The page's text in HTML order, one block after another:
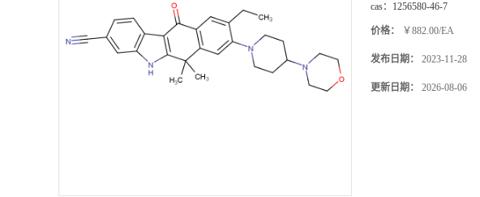
cas： 1256580-46-7
价格： ￥882.00/EA
发布日期： 2023-11-28
更新日期： 2026-08-06